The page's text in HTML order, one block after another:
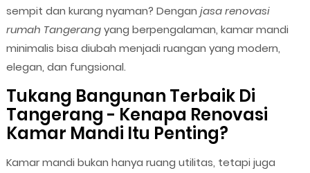
sempit dan kurang nyaman? Dengan jasa renovasi
rumah Tangerangyang berpengalaman, kamar mandi
minimalis bisa diubah menjadi ruangan yang modern,
elegan, dan fungsional.
Tukang Bangunan Terbaik Di
Tangerang - Kenapa Renovasi
Kamar Mandi Itu Penting?
Kamar mandi bukan hanya ruang utilitas, tetapi juga